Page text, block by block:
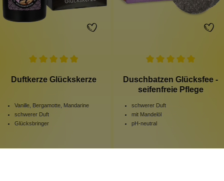
Duftkerze Glückskerze
Vanille, Bergamotte, Mandarine
schwerer Duft
Glücksbringer
Duschbatzen Glücksfee -
seifenfreie Pflege
schwerer Duft
mit Mandelöl
pH-neutral